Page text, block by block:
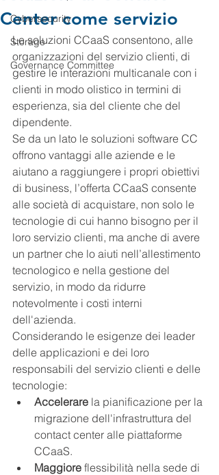
Cybersecurity
Storage
Governance Committee
Center come servizio
Le soluzioni CCaaS consentono, alle
organizzazioni del servizio clienti, di
gestire le interazioni multicanale con i
clienti in modo olistico in termini di
esperienza, sia del cliente che del
dipendente.
Se da un lato le soluzioni software CC
offrono vantaggi alle aziende e le
aiutano a raggiungere i propri obiettivi
di business, l’offerta CCaaS consente
alle società di acquistare, non solo le
tecnologie di cui hanno bisogno per il
loro servizio clienti, ma anche di avere
un partner che lo aiuti nell’allestimento
tecnologico e nella gestione del
servizio, in modo da ridurre
notevolmente i costi interni
dell'azienda.
Considerando le esigenze dei leader
delle applicazioni e dei loro
responsabili del servizio clienti e delle
tecnologie:
Accelerare la pianificazione per la
migrazione dell'infrastruttura del
contact center alle piattaforme
CCaaS.
Maggiore flessibilità nella sede di